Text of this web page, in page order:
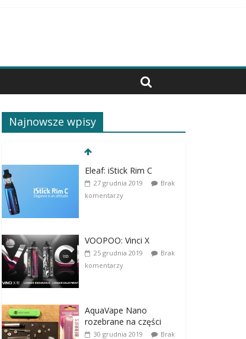
Najnowsze wpisy
Eleaf: iStick Rim C
27 grudnia 2019
Brak
komentarzy
VOOPOO: Vinci X
25 grudnia 2019
Brak
komentarzy
AquaVape Nano
rozebrane na części
30 grudnia 2019
Brak